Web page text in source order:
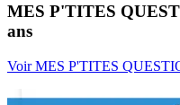
MES P'TITES
ans
Voir MES P'TITES